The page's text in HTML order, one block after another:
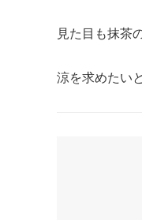
見た目も抹茶
涼を求めたい